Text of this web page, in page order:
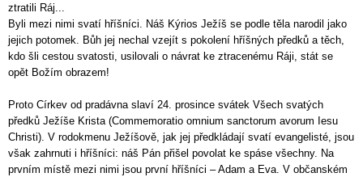
ztratili Ráj...
Byli mezi nimi svatí hříšníci. Náš Kýrios Ježíš se podle těla narodil jako
jejich potomek. Bůh jej nechal vzejít s pokolení hříšných předků a těch,
kdo šli cestou svatosti, usilovali o návrat ke ztracenému Ráji, stát se
opět Božím obrazem!
Proto Církev od pradávna slaví 24. prosince svátek Všech svatých
předků Ježíše Krista (Commemoratio omnium sanctorum avorum Iesu
Christi). V rodokmenu Ježíšově, jak jej předkládají svatí evangelisté, jsou
však zahrnuti i hříšníci: náš Pán přišel povolat ke spáse všechny. Na
prvním místě mezi nimi jsou první hříšníci – Adam a Eva. V občanském